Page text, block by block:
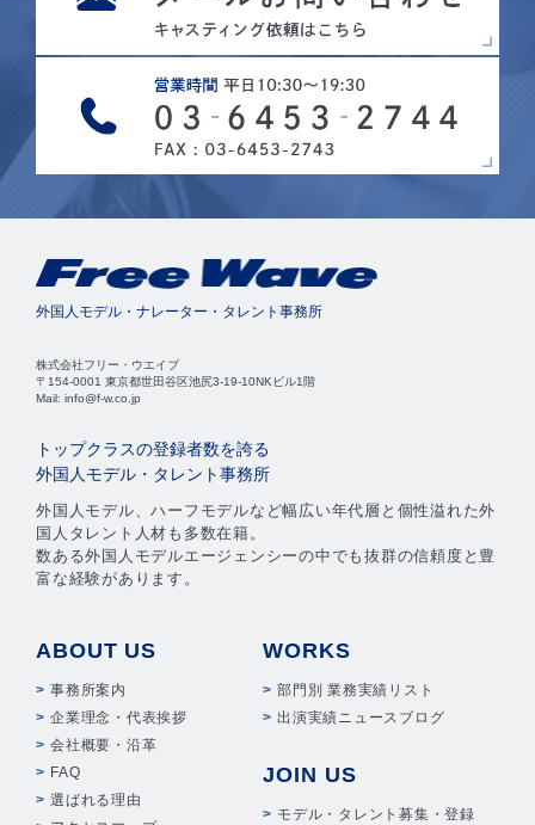
外国人モデル・ナレーター・タレント事務所
株式会社フリー・ウエイブ
〒154-0001 東京都世田谷区池尻3-19-10NKビル1階
Mail: info@f-w.co.jp
トップクラスの登録者数を誇る
外国人モデル・タレント事務所
外国人モデル、ハーフモデルなど幅広い年代層と個性溢れた外
国人タレント人材も多数在籍。
数ある外国人モデルエージェンシーの中でも抜群の信頼度と豊
富な経験があります。
ABOUT US
事務所案内
企業理念・代表挨拶
会社概要・沿革
FAQ
選ばれる理由
WORKS
部門別 業務実績リスト
出演実績ニュースブログ
JOIN US
モデル・タレント募集・登録